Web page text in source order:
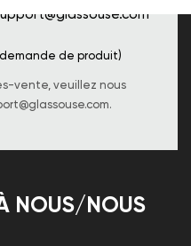
demande de produit)
vente, veuillez nous
.
NOUS/NOUS